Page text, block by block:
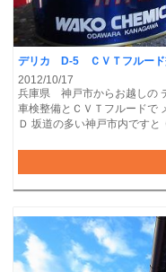
デリカ D-5 ＣＶＴフルー
2012/10/17
兵庫県 神戸市からお越
車検整備とＣＶＴフルードで
Ｄ 坂道の多い神戸市内です